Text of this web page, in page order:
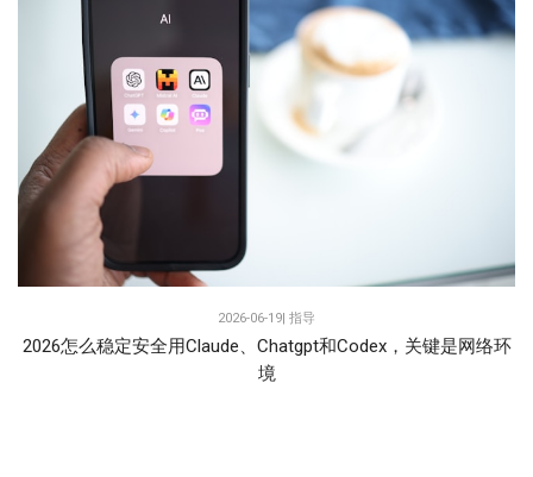
2026-06-19| 指导
2026怎么稳定安全用Claude、Chatgpt和Codex，关键是网络环
境